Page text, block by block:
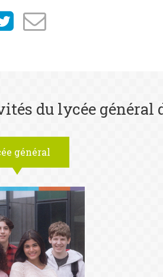
du lycée général
général